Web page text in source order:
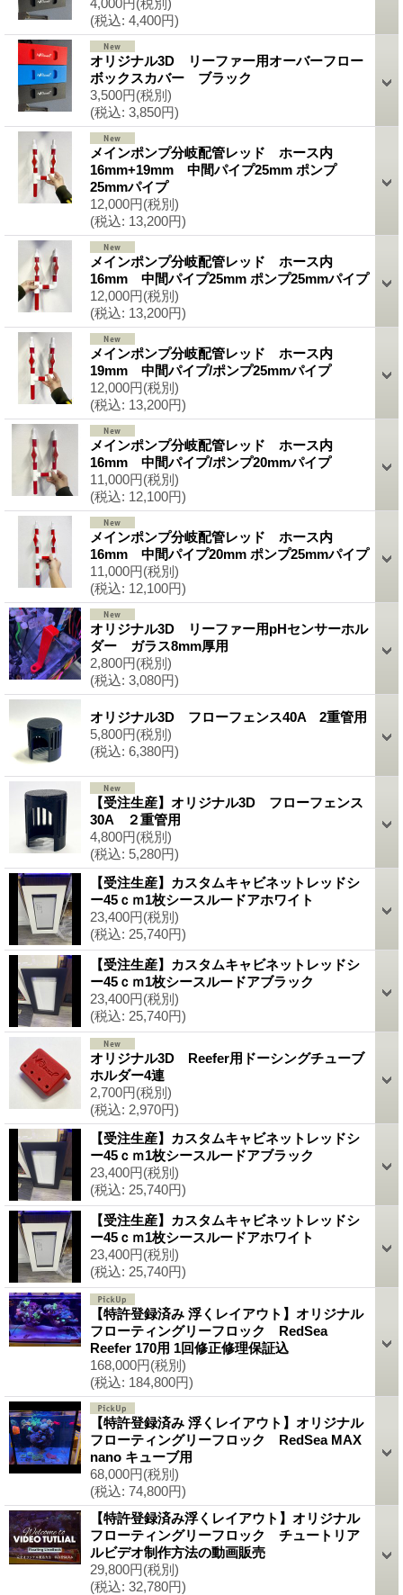
(税込: 4,400円)
オリジナル3D リーファー用オーバーフロー
ボックスカバー ブラック
3,500円(税別)
(税込: 3,850円)
メインポンプ分岐配管レッド ホース内
16mm+19mm 中間パイプ25mm ポンプ
25mmパイプ
12,000円(税別)
(税込: 13,200円)
メインポンプ分岐配管レッド ホース内
16mm 中間パイプ25mm ポンプ25mmパイプ
12,000円(税別)
(税込: 13,200円)
メインポンプ分岐配管レッド ホース内
19mm 中間パイプ/ポンプ25mmパイプ
12,000円(税別)
(税込: 13,200円)
メインポンプ分岐配管レッド ホース内
16mm 中間パイプ/ポンプ20mmパイプ
11,000円(税別)
(税込: 12,100円)
メインポンプ分岐配管レッド ホース内
16mm 中間パイプ20mm ポンプ25mmパイプ
11,000円(税別)
(税込: 12,100円)
オリジナル3D リーファー用pHセンサーホル
ダー ガラス8mm厚用
2,800円(税別)
(税込: 3,080円)
オリジナル3D フローフェンス40A 2重管用
5,800円(税別)
(税込: 6,380円)
【受注生産】オリジナル3D フローフェンス
30A ２重管用
4,800円(税別)
(税込: 5,280円)
【受注生産】カスタムキャビネットレッドシ
ー45ｃｍ1枚シースルードアホワイト
23,400円(税別)
(税込: 25,740円)
【受注生産】カスタムキャビネットレッドシ
ー45ｃｍ1枚シースルードアブラック
23,400円(税別)
(税込: 25,740円)
オリジナル3D Reefer用ドーシングチューブ
ホルダー4連
2,700円(税別)
(税込: 2,970円)
【受注生産】カスタムキャビネットレッドシ
ー45ｃｍ1枚シースルードアブラック
23,400円(税別)
(税込: 25,740円)
【受注生産】カスタムキャビネットレッドシ
ー45ｃｍ1枚シースルードアホワイト
23,400円(税別)
(税込: 25,740円)
【特許登録済み 浮くレイアウト】オリジナル
フローティングリーフロック RedSea
Reefer 170用 1回修正修理保証込
168,000円(税別)
(税込: 184,800円)
【特許登録済み 浮くレイアウト】オリジナル
フローティングリーフロック RedSea MAX
nano キューブ用
68,000円(税別)
(税込: 74,800円)
【特許登録済み浮くレイアウト】オリジナル
フローティングリーフロック チュートリア
ルビデオ制作方法の動画販売
29,800円(税別)
(税込: 32,780円)